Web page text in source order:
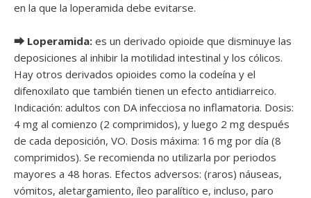
en la que la loperamida debe evitarse.
⮕ Loperamida: es un derivado opioide que disminuye las
deposiciones al inhibir la motilidad intestinal y los cólicos.
Hay otros derivados opioides como la codeína y el
difenoxilato que también tienen un efecto antidiarreico.
Indicación: adultos con DA infecciosa no inflamatoria. Dosis:
4 mg al comienzo (2 comprimidos), y luego 2 mg después
de cada deposición, VO. Dosis máxima: 16 mg por día (8
comprimidos). Se recomienda no utilizarla por periodos
mayores a 48 horas. Efectos adversos: (raros) náuseas,
vómitos, aletargamiento, íleo paralítico e, incluso, paro